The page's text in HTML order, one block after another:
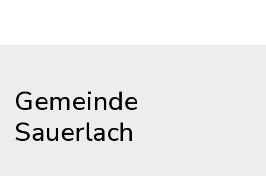
Gemeinde
Sauerlach